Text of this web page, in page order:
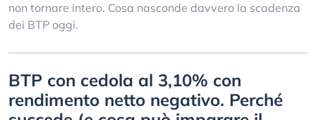
non tornare intero. Cosa nasconde davvero la scadenza
dei BTP oggi.
BTP con cedola al 3,10% con
rendimento netto negativo. Perché